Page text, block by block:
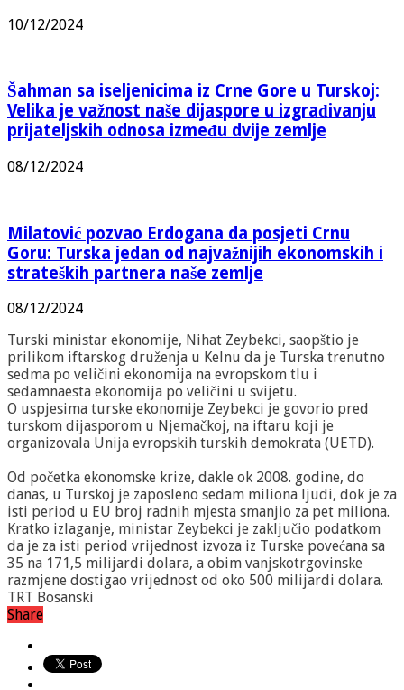
10/12/2024
Šahman sa iseljenicima iz Crne Gore u Turskoj:
Velika je važnost naše dijaspore u izgrađivanju
prijateljskih odnosa između dvije zemlje
08/12/2024
Milatović pozvao Erdogana da posjeti Crnu
Goru: Turska jedan od najvažnijih ekonomskih i
strateških partnera naše zemlje
08/12/2024
Turski ministar ekonomije, Nihat Zeybekci, saopštio je
prilikom iftarskog druženja u Kelnu da je Turska trenutno
sedma po veličini ekonomija na evropskom tlu i
sedamnaesta ekonomija po veličini u svijetu.
O uspjesima turske ekonomije Zeybekci je govorio pred
turskom dijasporom u Njemačkoj, na iftaru koji je
organizovala Unija evropskih turskih demokrata (UETD).
Od početka ekonomske krize, dakle ok 2008. godine, do
danas, u Turskoj je zaposleno sedam miliona ljudi, dok je za
isti period u EU broj radnih mjesta smanjio za pet miliona.
Kratko izlaganje, ministar Zeybekci je zaključio podatkom
da je za isti period vrijednost izvoza iz Turske povećana sa
35 na 171,5 milijardi dolara, a obim vanjskotrgovinske
razmjene dostigao vrijednost od oko 500 milijardi dolara.
TRT Bosanski
Share